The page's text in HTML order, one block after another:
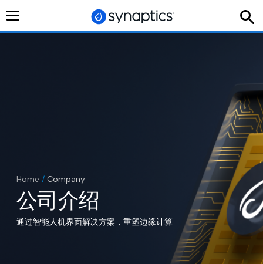
切
Home / Company
公司介绍
通过智能人机界面解决方案，重塑边缘计算